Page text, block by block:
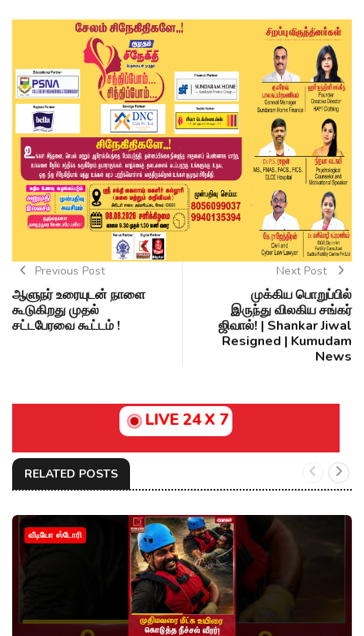
Previous Post
ஆளுநர் உரையுடன் நாளை
கூடுகிறது முதல்
சட்டபேரவை கூட்டம் !
Next Post
முக்கிய பொறுப்பில்
இருந்து விலகிய சங்கர்
ஜிவால்! | Shankar Jiwal
Resigned | Kumudam
News
LIVE 24 X 7
RELATED POSTS
வீடியோ ஸ்டோரி